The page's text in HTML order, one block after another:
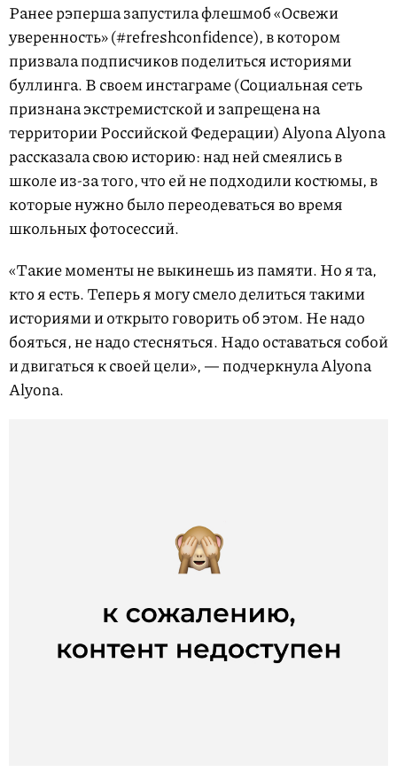
Ранее рэперша запустила флешмоб «Освежи
уверенность» (#refreshconfidence), в котором
призвала подписчиков поделиться историями
буллинга. В своем инстаграме (Социальная сеть
признана экстремистской и запрещена на
территории Российской Федерации) Alyona Alyona
рассказала свою историю: над ней смеялись в
школе из-за того, что ей не подходили костюмы, в
которые нужно было переодеваться во время
школьных фотосессий.
«Такие моменты не выкинешь из памяти. Но я та,
кто я есть. Теперь я могу смело делиться такими
историями и открыто говорить об этом. Не надо
бояться, не надо стесняться. Надо оставаться собой
и двигаться к своей цели», — подчеркнула Alyona
Alyona.